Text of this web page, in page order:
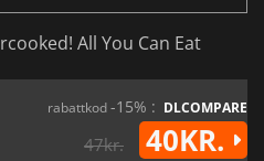
All You Can Eat
rabattkod-15% : DLCOMPARE
47kr. 40KR.